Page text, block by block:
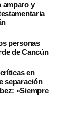
amparo y
personas
de Cancún
en
separación
«Siempre